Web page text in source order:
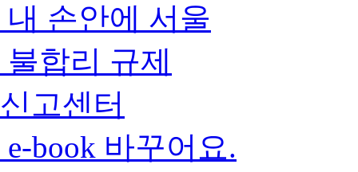
내 손안에 서울
불합리 규제
신고센터
e-book 바꾸어요.